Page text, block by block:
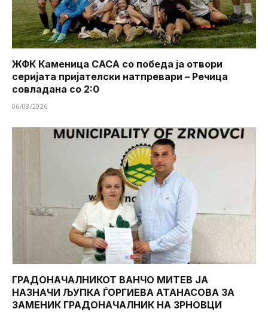
ЖФК Каменица САСА со победа ја отвори
серијата пријателски натпревари – Речица
совладана со 2:0
06/08/2026
ГРАДОНАЧАЛНИКОТ ВАНЧО МИТЕВ ЈА
НАЗНАЧИ ЉУПКА ЃОРГИЕВА АТАНАСОВА ЗА
ЗАМЕНИК ГРАДОНАЧАЛНИК НА ЗРНОВЦИ